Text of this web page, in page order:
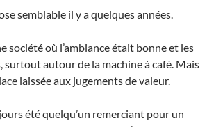
semblable il y a quelques années.
société où l’ambiance était bonne et les
surtout autour de la machine à café. Mais
laissée aux jugements de valeur.
été quelqu’un remerciant pour un